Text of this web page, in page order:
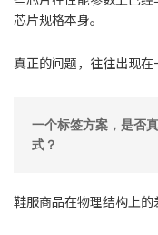
芯片规格本身。
真正的问题，往往出现在
一个标签方案，是否
式？
鞋服商品在物理结构上的